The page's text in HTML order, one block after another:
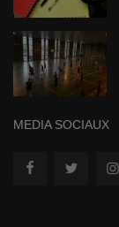
MEDIA SOCIAUX